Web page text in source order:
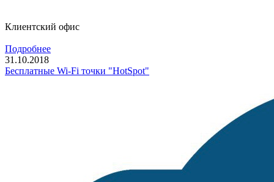
Клиентский офис
Подробнее
31.10.2018
Бесплатные Wi-Fi точки "HotSpot"